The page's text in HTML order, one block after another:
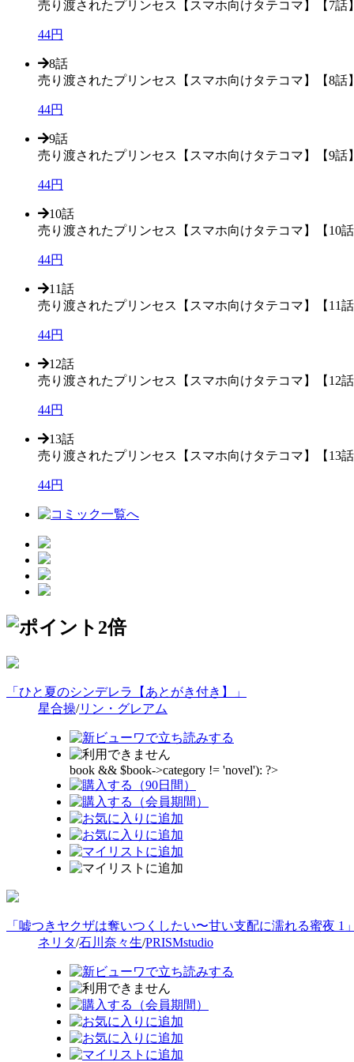
売り渡されたプリンセス【スマホ向けタテコマ】【7話】
44円
8話
売り渡されたプリンセス【スマホ向けタテコマ】【8話】
44円
9話
売り渡されたプリンセス【スマホ向けタテコマ】【9話】
44円
10話
売り渡されたプリンセス【スマホ向けタテコマ】【10話
44円
11話
売り渡されたプリンセス【スマホ向けタテコマ】【11話
44円
12話
売り渡されたプリンセス【スマホ向けタテコマ】【12話
44円
13話
売り渡されたプリンセス【スマホ向けタテコマ】【13話
44円
「ひと夏のシンデレラ【あとがき付き】」
星合操/リン・グレアム
book && $book->category != 'novel'): ?>
「嘘つきヤクザは奪いつくしたい〜甘い支配に濡れる蜜夜 1」
ネリタ/石川奈々生/PRISMstudio